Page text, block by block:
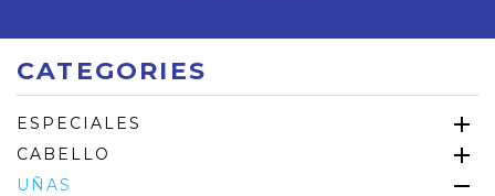
CATEGORIES
ESPECIALES
CABELLO
UÑAS